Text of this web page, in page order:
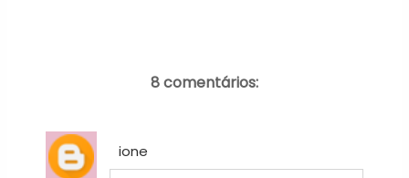
8 comentários:
ione